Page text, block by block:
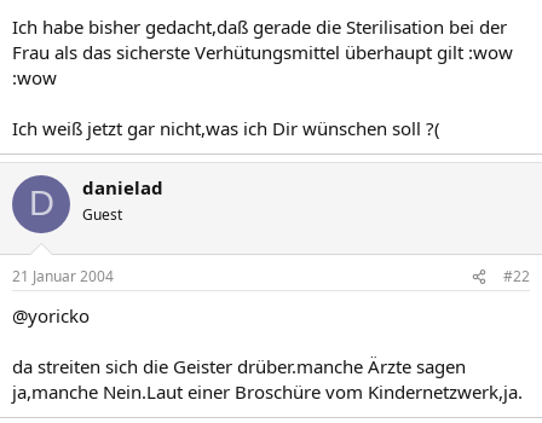
Ich habe bisher gedacht,daß gerade die Sterilisation bei der
Frau als das sicherste Verhütungsmittel überhaupt gilt :wow
:wow
Ich weiß jetzt gar nicht,was ich Dir wünschen soll ?(
D danielad
Guest
21 Januar 2004 #22
@yoricko
da streiten sich die Geister drüber.manche Ärzte sagen
ja,manche Nein.Laut einer Broschüre vom Kindernetzwerk,ja.